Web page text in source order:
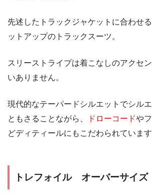
先述したトラックジャケットに合わせ
ットアップのトラックスーツ。
スリーストライプは着こなしのアクセ
いありません。
現代的なテーパードシルエットでシル
ともさることながら、
ドローコードや
どディティールにもこだわられています
トレフォイル オーバーサイ